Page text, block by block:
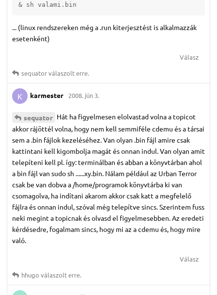
& sh valami.bin
... (linux rendszereken még a .run kiterjesztést is alkalmazzák
esetenként)
Válasz
sequatorválaszolt erre.
K karmester 2008. jún 3.
sequator Hát ha figyelmesen elolvastad volna a topicot
akkor rájöttél volna, hogy nem kell semmiféle cdemu és a társai
sem a .bin fájlok kezeléséhez. Van olyan .bin fájl amire csak
kattintani kell kigombolja magát és onnan indul. Van olyan amit
telepíteni kell pl. így: terminálban és abban a könyvtárban ahol
a bin fájl van sudo sh ......xy.bin. Nálam például az Urban Terror
csak be van dobva a /home/programok könyvtárba ki van
csomagolva, ha indítani akarom akkor csak katt a megfelelő
fájlra és onnan indul, szóval még telepítve sincs. Szerintem fuss
neki megint a topicnak és olvasd el figyelmesebben. Az eredeti
kérdésedre, fogalmam sincs, hogy mi az a cdemu és, hogy mire
való.
Válasz
hhugo válaszolt erre.